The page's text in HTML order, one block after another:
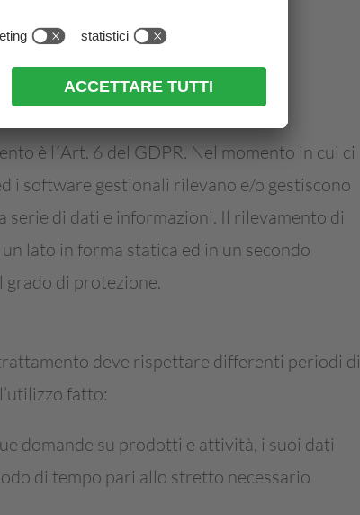
è l´Art. 6 del GDPR. Nel momento in cui ci
i software gestionali rilevano e/o gestiscono
di dati e informazioni. Il rilevamento di
lato in forma statica ed in un secondo
di protezione.
deve rispettare differenti periodi di
fatto:
domande su prodotti e attività, i suoi dati
di tempo pari allo stretto necessario